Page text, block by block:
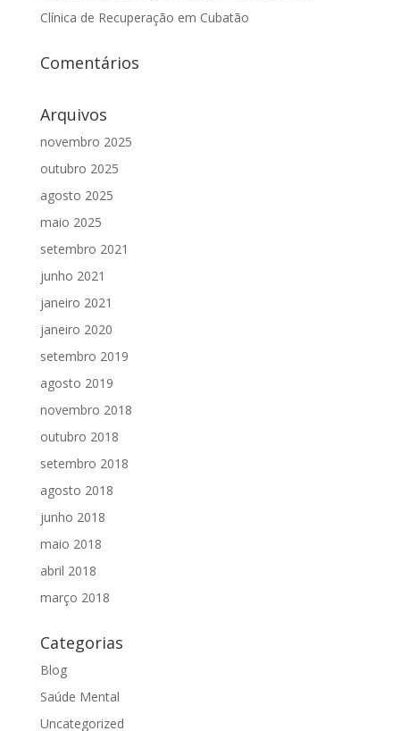
Clínica de Recuperação em Cubatão
Comentários
Arquivos
novembro 2025
outubro 2025
agosto 2025
maio 2025
setembro 2021
junho 2021
janeiro 2021
janeiro 2020
setembro 2019
agosto 2019
novembro 2018
outubro 2018
setembro 2018
agosto 2018
junho 2018
maio 2018
abril 2018
março 2018
Categorias
Blog
Saúde Mental
Uncategorized